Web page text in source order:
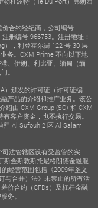
合约经纪商，公司编号
册编号 966753。注册地址：
），利登霍尔街 122 号 30 层
务。CXM Prime 不向以下地
、伊朗、利比亚、缅甸（缅
。
）颁发的许可证（许可证编
产品的介绍和推广业务。该公
绍由 CXM Group (SC) 和 CXM
客户资金，也不执行交易。
拜 Al Sufouh 2 区 Al Salam
法管辖区设有受监管的实
斯金斯敦斯托尼格朗德金融服
经营范围包括《2009年圣文
与合并）法》未禁止的所有活
价合约（CFDs）及杠杆金融
务。